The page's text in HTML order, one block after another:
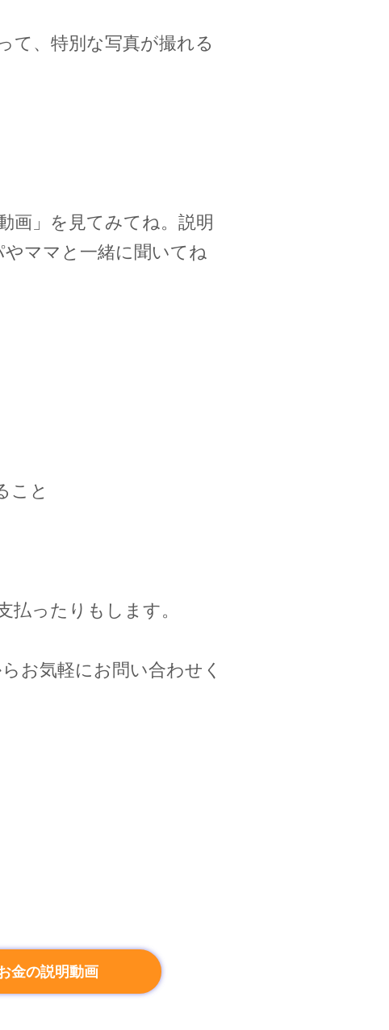
て、特別な写真が撮れる
画」を見てみてね。説明
ママと一緒に聞いてね
こと
払ったりもします。​
お気軽にお問い合わせく
金の説明動画